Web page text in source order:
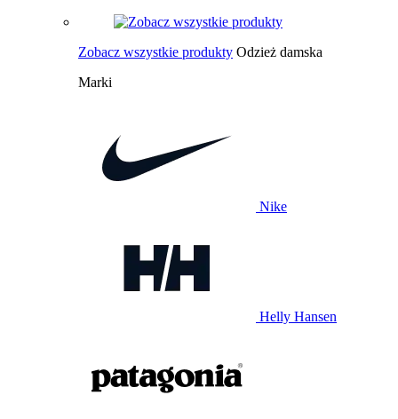
Zobacz wszystkie produkty Odzież damska
Marki
Nike
Helly Hansen